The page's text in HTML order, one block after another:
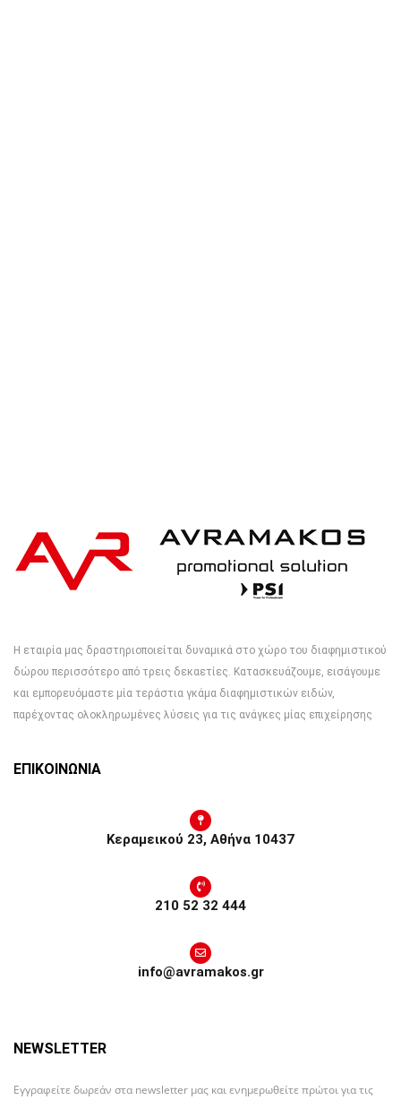
Η εταιρία μας δραστηριοποιείται δυναμικά στο χώρο του διαφημιστικού
δώρου περισσότερο από τρεις δεκαετίες. Κατασκευάζουμε, εισάγουμε
και εμπορευόμαστε μία τεράστια γκάμα διαφημιστικών ειδών,
παρέχοντας ολοκληρωμένες λύσεις για τις ανάγκες μίας επιχείρησης
ΕΠΙΚΟΙΝΩΝΙΑ
Κεραμεικού 23, Αθήνα 10437
210 52 32 444
info@avramakos.gr
NEWSLETTER
Εγγραφείτε δωρεάν στα newsletter μας και ενημερωθείτε πρώτοι για τις